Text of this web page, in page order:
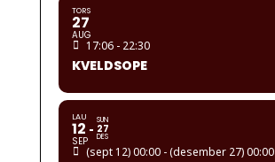
TORS
27
AUG
17:06 - 22:30
KVELDSOPE
LAU
12
SEP
SUN
27
DES
(sept 12) 00:00 - (desember 27) 00:00